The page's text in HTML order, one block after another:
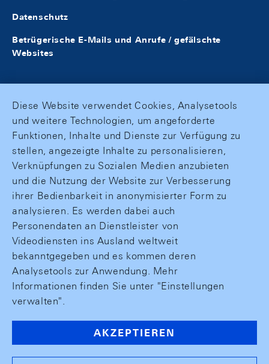
Datenschutz
Betrügerische E-Mails und Anrufe / gefälschte
Websites
Diese Website verwendet Cookies, Analysetools
und weitere Technologien, um angeforderte
Funktionen, Inhalte und Dienste zur Verfügung zu
stellen, angezeigte Inhalte zu personalisieren,
Verknüpfungen zu Sozialen Medien anzubieten
und die Nutzung der Website zur Verbesserung
ihrer Bedienbarkeit in anonymisierter Form zu
analysieren. Es werden dabei auch
Personendaten an Dienstleister von
Videodiensten ins Ausland weltweit
bekanntgegeben und es kommen deren
Analysetools zur Anwendung. Mehr
Informationen finden Sie unter "Einstellungen
verwalten".
AKZEPTIEREN